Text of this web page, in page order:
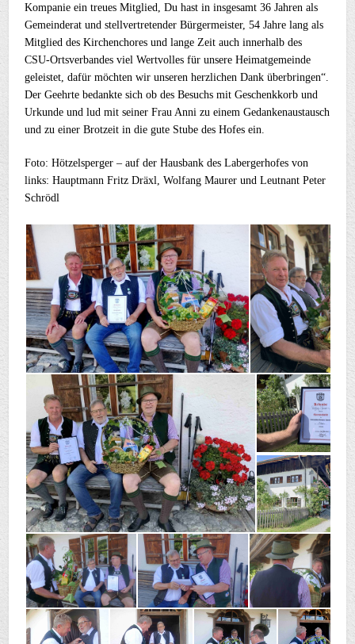
Kompanie ein treues Mitglied, Du hast in insgesamt 36 Jahren als
Gemeinderat und stellvertretender Bürgermeister, 54 Jahre lang als
Mitglied des Kirchenchores und lange Zeit auch innerhalb des
CSU-Ortsverbandes viel Wertvolles für unsere Heimatgemeinde
geleistet, dafür möchten wir unseren herzlichen Dank überbringen“.
Der Geehrte bedankte sich ob des Besuchs mit Geschenkkorb und
Urkunde und lud mit seiner Frau Anni zu einem Gedankenaustausch
und zu einer Brotzeit in die gute Stube des Hofes ein.
Foto: Hötzelsperger – auf der Hausbank des Labergerhofes von
links: Hauptmann Fritz Dräxl, Wolfang Maurer und Leutnant Peter
Schrödl